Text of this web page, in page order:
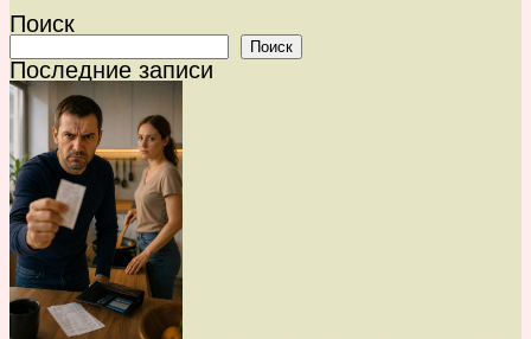
Поиск
Поиск
Последние записи